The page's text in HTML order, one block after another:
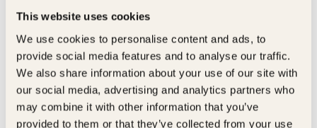
This website uses cookies
We use cookies to personalise content and ads, to
provide social media features and to analyse our traffic.
We also share information about your use of our site with
our social media, advertising and analytics partners who
may combine it with other information that you’ve
provided to them or that they’ve collected from your use
Douglas Adams
Haikerens guide til Galaksen
Pocket99krLes mer